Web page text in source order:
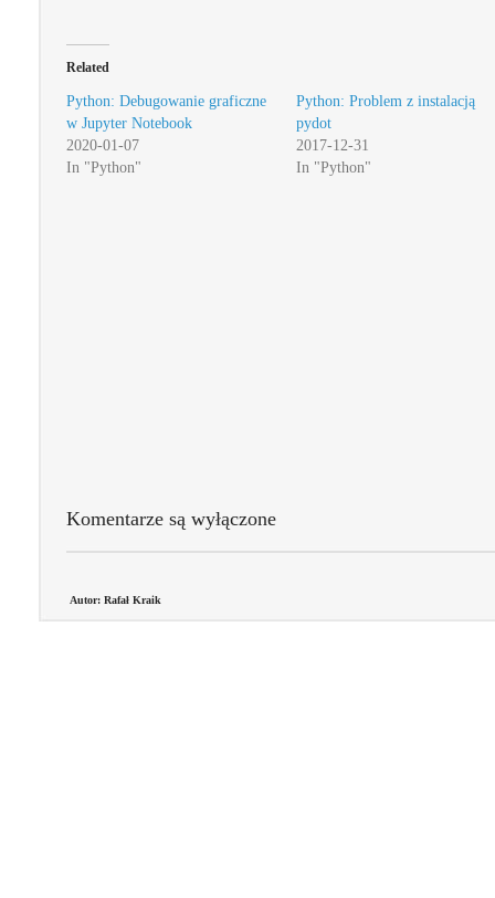
Related
Python: Debugowanie graficzne
w Jupyter Notebook
2020-01-07
In "Python"
Python: Problem z instalacją
pydot
2017-12-31
In "Python"
Komentarze są wyłączone
Autor: Rafał Kraik